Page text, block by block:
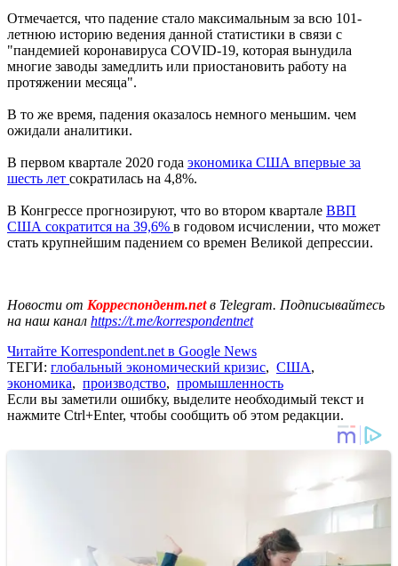
Отмечается, что падение стало максимальным за всю 101-
летнюю историю ведения данной статистики в связи с
"пандемией коронавируса COVID-19, которая вынудила
многие заводы замедлить или приостановить работу на
протяжении месяца".
В то же время, падения оказалось немного меньшим. чем
ожидали аналитики.
В первом квартале 2020 года экономика США впервые за
шесть лет сократилась на 4,8%.
В Конгрессе прогнозируют, что во втором квартале ВВП
США сократится на 39,6% в годовом исчислении, что может
стать крупнейшим падением со времен Великой депрессии.
Новости от Корреспондент.netв Telegram. Подписывайтесь
на наш канал https://t.me/korrespondentnet
Читайте Korrespondent.net в Google News
ТЕГИ: глобальный экономический кризис, США,
экономика, производство, промышленность
Если вы заметили ошибку, выделите необходимый текст и
нажмите Ctrl+Enter, чтобы сообщить об этом редакции.